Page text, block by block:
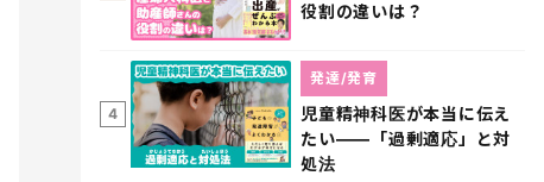
役割の違いは？
4
児童精神科医が本当に伝え
たい――「過剰適応」と対
処法
発達/発育